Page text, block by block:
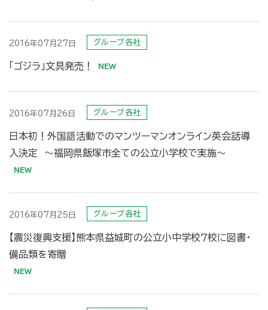
2016年07月27日 グループ各社
「ゴジラ」文具発売！
2016年07月26日 グループ各社
日本初！外国語活動でのマンツーマンオンライン英会話導
入決定 〜福岡県飯塚市全ての公立小学校で実施〜
2016年07月25日 グループ各社
【震災復興支援】熊本県益城町の公立小中学校７校に図書・
備品類を寄贈